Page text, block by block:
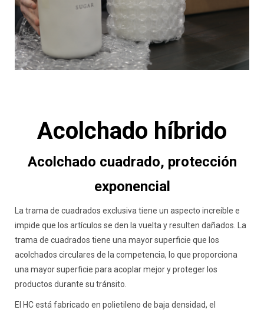
Acolchado híbrido
Acolchado cuadrado, protección
exponencial
La trama de cuadrados exclusiva tiene un aspecto increíble e
impide que los artículos se den la vuelta y resulten dañados. La
trama de cuadrados tiene una mayor superficie que los
acolchados circulares de la competencia, lo que proporciona
una mayor superficie para acoplar mejor y proteger los
productos durante su tránsito.
El HC está fabricado en polietileno de baja densidad, el